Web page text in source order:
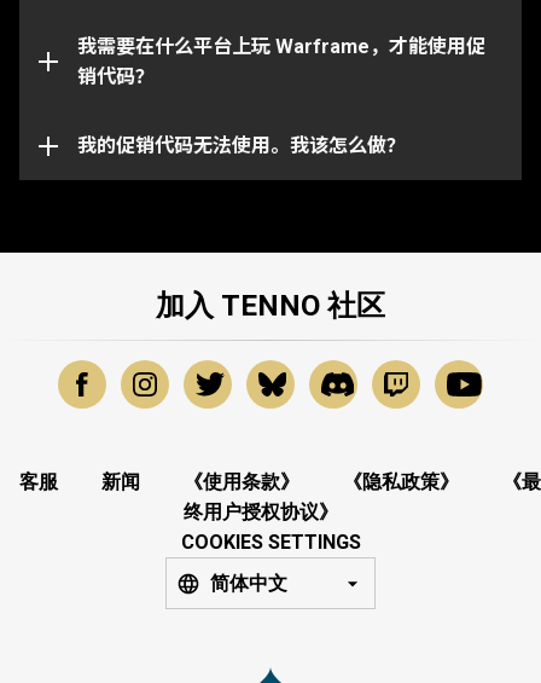
我需要在什么平台上玩 Warframe，才能使用促
销代码？
请注意， 特定的代码只能在相对应的平台上使用。请
确保你登录到与所选平台绑定的 Warframe 账号。
我的促销代码无法使用。我该怎么做？
的进一步协助，请向我们的客服团队提交请求。
加入 TENNO 社区
客服 新闻 《使用条款》 《隐私政策》
《最
终用户授权协议》
COOKIES SETTINGS
简体中文